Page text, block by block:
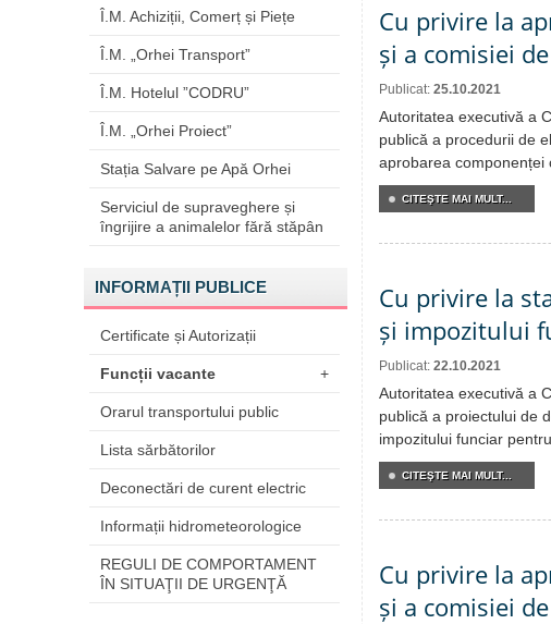
Î.M. Achiziții, Comerț și Piețe
Î.M. „Orhei Transport”
Î.M. Hotelul ”CODRU”
Î.M. „Orhei Proiect”
Stația Salvare pe Apă Orhei
Serviciul de supraveghere și
îngrijire a animalelor fără stăpân
INFORMAȚII PUBLICE
Certificate și Autorizații
Funcții vacante +
Orarul transportului public
Lista sărbătorilor
Deconectări de curent electric
Informații hidrometeorologice
REGULI DE COMPORTAMENT
ÎN SITUAŢII DE URGENŢĂ
Cu privire la
și a comisiei de
Publicat: 25.10.2021
Autoritatea executivă a
publică a procedurii de
aprobarea componenței
CITEŞTE MAI MULT...
Cu privire la
și impozitului
Publicat: 22.10.2021
Autoritatea executivă a
publică a proiectului de
impozitului funciar
CITEŞTE MAI MULT...
Cu privire la
și a comisiei